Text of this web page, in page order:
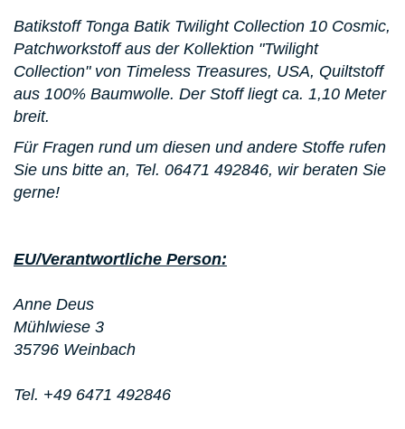
Batikstoff Tonga Batik Twilight Collection 10 Cosmic,
Patchworkstoff aus der Kollektion "Twilight
Collection" von Timeless Treasures, USA, Quiltstoff
aus 100% Baumwolle. Der Stoff liegt ca. 1,10 Meter
breit.
Für Fragen rund um diesen und andere Stoffe rufen
Sie uns bitte an, Tel. 06471 492846, wir beraten Sie
gerne!
EU/Verantwortliche Person:
Anne Deus
Mühlwiese 3
35796 Weinbach
Tel. +49 6471 492846